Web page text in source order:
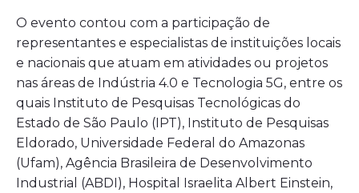
O evento contou com a participação de
representantes e especialistas de instituições locais
e nacionais que atuam em atividades ou projetos
nas áreas de Indústria 4.0 e Tecnologia 5G, entre os
quais Instituto de Pesquisas Tecnológicas do
Estado de São Paulo (IPT), Instituto de Pesquisas
Eldorado, Universidade Federal do Amazonas
(Ufam), Agência Brasileira de Desenvolvimento
Industrial (ABDI), Hospital Israelita Albert Einstein,